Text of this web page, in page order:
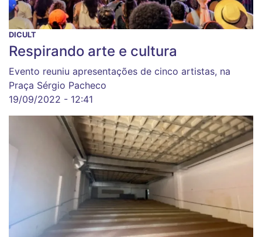
DICULT
Respirando arte e cultura
Evento reuniu apresentações de cinco artistas, na
Praça Sérgio Pacheco
19/09/2022 - 12:41